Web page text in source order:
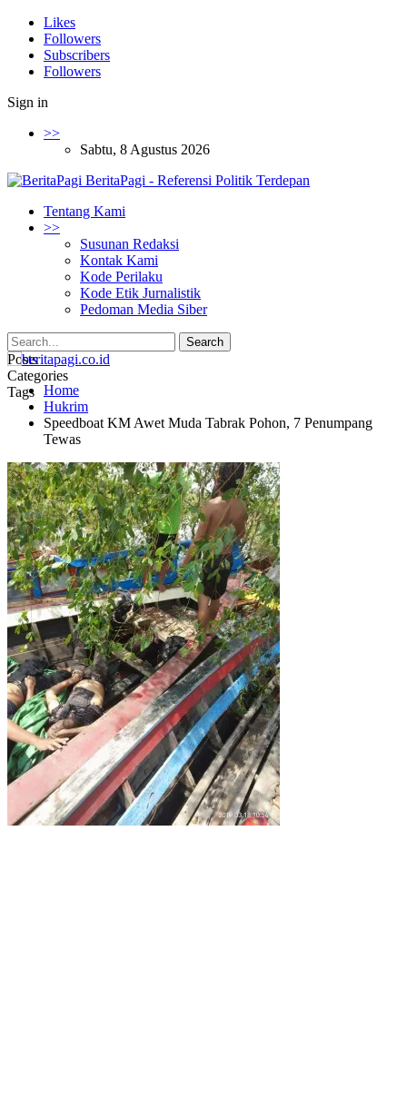
Likes
Followers
Subscribers
Followers
Sign in
>>
Sabtu, 8 Agustus 2026
BeritaPagi - Referensi Politik Terdepan
Tentang Kami
>>
Susunan Redaksi
Kontak Kami
Kode Perilaku
Kode Etik Jurnalistik
Pedoman Media Siber
Posts
Categories
Tags Home
Hukrim
Speedboat KM Awet Muda Tabrak Pohon, 7 Penumpang
Tewas